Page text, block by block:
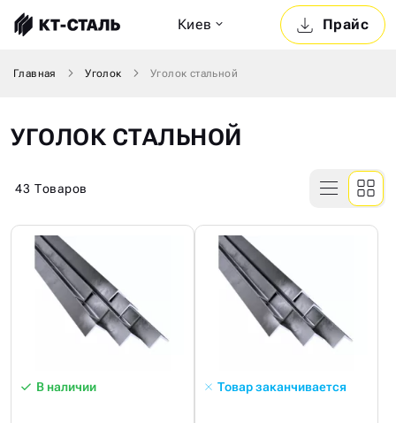
Прайс
Киев
Главная Уголок Уголок стальной
УГОЛОК СТАЛЬНОЙ
43 Товаров
В наличии Товар заканчивается